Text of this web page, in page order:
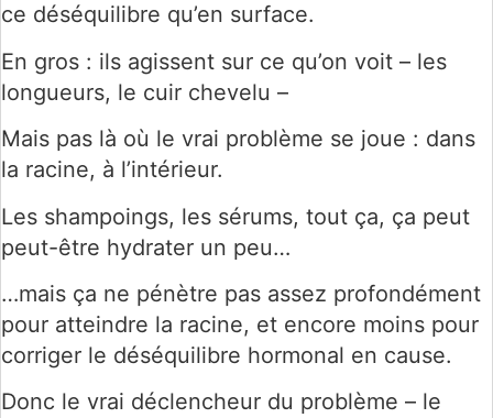
ce déséquilibre qu’en surface.
En gros : ils agissent sur ce qu’on voit – les
longueurs, le cuir chevelu –
Mais pas là où le vrai problème se joue : dans
la racine, à l’intérieur.
Les shampoings, les sérums, tout ça, ça peut
peut-être hydrater un peu…
…mais ça ne pénètre pas assez profondément
pour atteindre la racine, et encore moins pour
corriger le déséquilibre hormonal en cause.
Donc le vrai déclencheur du problème – le